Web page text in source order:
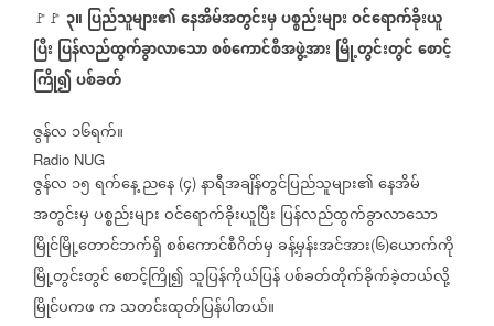
🚩🚩 ၃။ ပြည်သူများ၏နေအိမ်အတွင်းမှပစ္စည်းများဝင်ရောက်ခိုးယူ
ပြီး ပြန်လည်ထွက်ခွာလာသောစစ်ကောင်စီအဖွဲ့အား မြို့တွင်းတွင်စောင့်
ကြို၍ပစ်ခတ်
ဇွန်လ ၁၆ရက်။
Radio NUG
ဇွန်လ ၁၅ရက်နေ့ညနေ (၄) နာရီအချိန်တွင်ပြည်သူများ၏နေအိမ်
အတွင်းမှပစ္စည်းများဝင်ရောက်ခိုးယူပြီး ပြန်လည်ထွက်ခွာလာသော
မြိုင်မြို့တောင်ဘက်ရှိစစ်ကောင်စီဂိတ်မှခန့်မှန်းအင်အား(၆)ယောက်ကို
မြို့တွင်းတွင်စောင့်ကြို၍ သူပြန်ကိုယ်ပြန်ပစ်ခတ်တိုက်ခိုက်ခဲ့တယ်လို့
မြိုင်ပကဖက သတင်းထုတ်ပြန်ပါတယ်။